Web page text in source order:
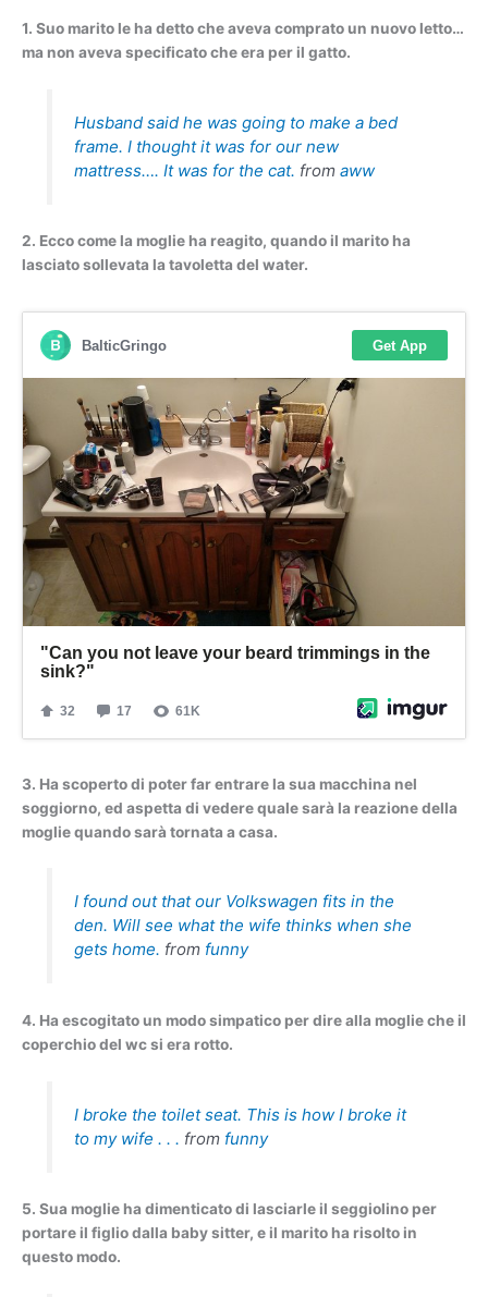
1. Suo marito le ha detto che aveva comprato un nuovo letto…
ma non aveva specificato che era per il gatto.
Husband said he was going to make a bed
frame. I thought it was for our new
mattress…. It was for the cat. from aww
2. Ecco come la moglie ha reagito, quando il marito ha
lasciato sollevata la tavoletta del water.
3. Ha scoperto di poter far entrare la sua macchina nel
soggiorno, ed aspetta di vedere quale sarà la reazione della
moglie quando sarà tornata a casa.
I found out that our Volkswagen fits in the
den. Will see what the wife thinks when she
gets home. from funny
4. Ha escogitato un modo simpatico per dire alla moglie che il
coperchio del wc si era rotto.
I broke the toilet seat. This is how I broke it
to my wife . . . from funny
5. Sua moglie ha dimenticato di lasciarle il seggiolino per
portare il figlio dalla baby sitter, e il marito ha risolto in
questo modo.